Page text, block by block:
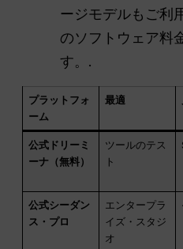
ージモデルもご利
のソフトウェア料
す。.
プラットフォ
ーム
最適
公式ドリーミ
ーナ（無料）
ツールのテス
ト
公式シーダン
ス・プロ
エンタープラ
イズ・スタジ
オ